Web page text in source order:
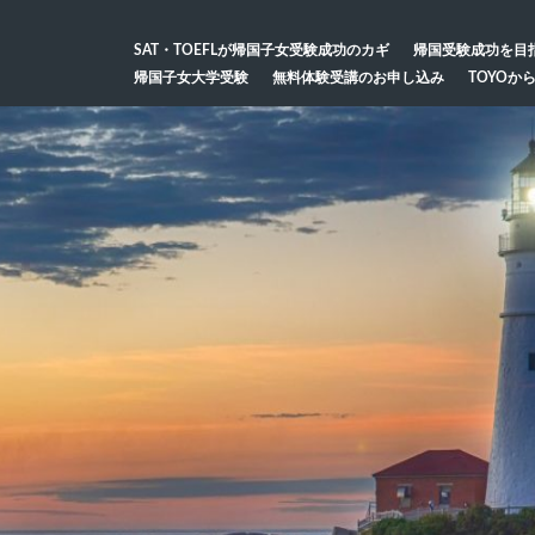
SAT・TOEFLが帰国子女受験成功のカギ
帰国受験成功を目
帰国子女大学受験
無料体験受講のお申し込み TOYOか